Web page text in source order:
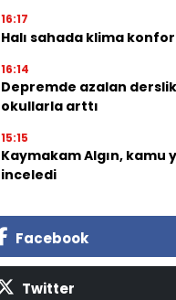
16:17
Halı sahada klima
16:14
Depremde azalan derslik
okullarla arttı
15:15
Kaymakam Algın, kamu
inceledi
Facebook
Twitter